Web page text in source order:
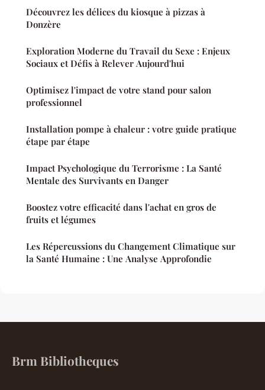
Découvrez les délices du kiosque à pizzas à
Donzère
Exploration Moderne du Travail du Sexe : Enjeux
Sociaux et Défis à Relever Aujourd'hui
Optimisez l'impact de votre stand pour salon
professionnel
Installation pompe à chaleur : votre guide pratique
étape par étape
Impact Psychologique du Terrorisme : La Santé
Mentale des Survivants en Danger
Boostez votre efficacité dans l'achat en gros de
fruits et légumes
Les Répercussions du Changement Climatique sur
la Santé Humaine : Une Analyse Approfondie
Brm Bibliotheques